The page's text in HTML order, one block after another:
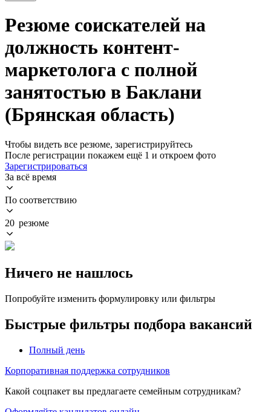
Резюме соискателей на
должность контент-
маркетолога с полной
занятостью в Баклани
(Брянская область)
Чтобы видеть все резюме, зарегистрируйтесь
После регистрации покажем ещё 1 и откроем фото
Зарегистрироваться
За всё время
По соответствию
20 резюме
Ничего не нашлось
Попробуйте изменить формулировку или фильтры
Быстрые фильтры подбора вакансий
Полный день
Корпоративная поддержка сотрудников
Какой соцпакет вы предлагаете семейным сотрудникам?